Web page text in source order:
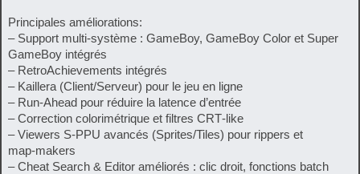
Principales améliorations:
– Support multi-système : GameBoy, GameBoy Color et Super
GameBoy intégrés
– RetroAchievements intégrés
– Kaillera (Client/Serveur) pour le jeu en ligne
– Run‑Ahead pour réduire la latence d’entrée
– Correction colorimétrique et filtres CRT‑like
– Viewers S-PPU avancés (Sprites/Tiles) pour rippers et
map‑makers
– Cheat Search & Editor améliorés : clic droit, fonctions batch